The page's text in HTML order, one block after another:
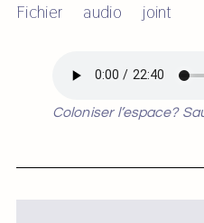
Fichier audio joint
Coloniser l’espace?